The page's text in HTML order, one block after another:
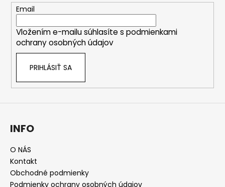
Email
Vložením e-mailu súhlasíte s podmienkami
ochrany osobných údajov
PRIHLÁSIŤ SA
INFO
O NÁS
Kontakt
Obchodné podmienky
Podmienky ochrany osobných údajov